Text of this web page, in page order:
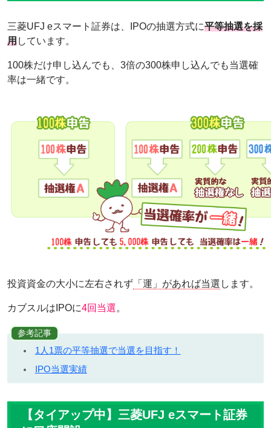
三菱UFJ eスマート証券は、IPOの抽選方式に平等抽選を採
用しています。
100株だけ申し込んでも、3倍の300株申し込んでも当選確
率は一緒です。
投資資金の大小に左右されず 「運」があれば当選 します。
カブスルはIPOに4回当選。
参考記事
1人1票の平等抽選で当選を目指す！
IPO当選実績
【タイアップ中】三菱UFJ eスマート証券